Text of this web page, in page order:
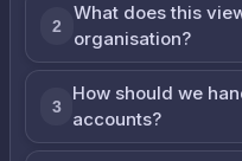
2
What does this
organisation?
3
How should we
accounts?